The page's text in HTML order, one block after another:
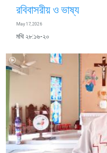
রবিবাসরীয় ও ভাষ্য
May 17, 2026
মথি ২৮:১৬-২০